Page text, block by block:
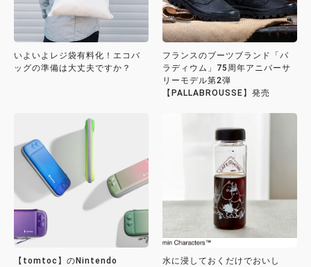
いよいよレジ袋有料化！エコバ
ッグの準備は大丈夫ですか？
フランスのブーツブランド「パ
ラディウム」75周年アニバーサ
リーモデル第2弾
【PALLABROUSSE】発売
【tomtoc】のNintendo
水に浸しておくだけでおいし